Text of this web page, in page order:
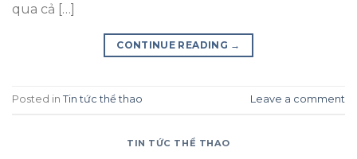
qua cả […]
CONTINUE READING →
Posted in Tin tức thể thao Leave a comment
TIN TỨC THỂ THAO